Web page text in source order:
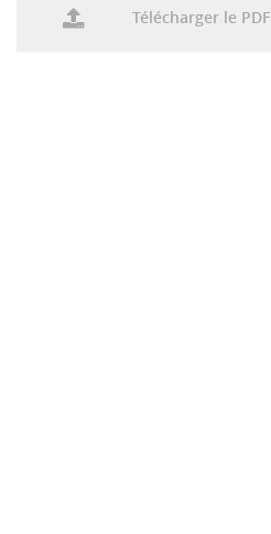
Télécharger le PDF